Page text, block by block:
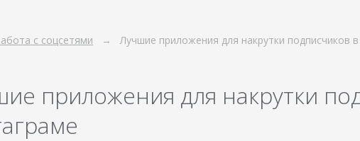
с соцсетями Лучшие приложения для накрутки подписчиков
приложения для накрутки